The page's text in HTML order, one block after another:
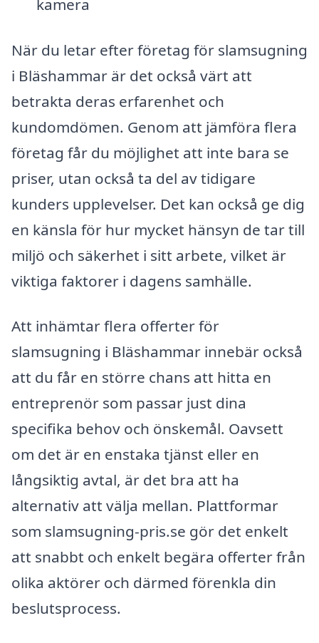
kamera
När du letar efter företag för slamsugning
i Bläshammar är det också värt att
betrakta deras erfarenhet och
kundomdömen. Genom att jämföra flera
företag får du möjlighet att inte bara se
priser, utan också ta del av tidigare
kunders upplevelser. Det kan också ge dig
en känsla för hur mycket hänsyn de tar till
miljö och säkerhet i sitt arbete, vilket är
viktiga faktorer i dagens samhälle.
Att inhämtar flera offerter för
slamsugning i Bläshammar innebär också
att du får en större chans att hitta en
entreprenör som passar just dina
specifika behov och önskemål. Oavsett
om det är en enstaka tjänst eller en
långsiktig avtal, är det bra att ha
alternativ att välja mellan. Plattformar
som slamsugning-pris.se gör det enkelt
att snabbt och enkelt begära offerter från
olika aktörer och därmed förenkla din
beslutsprocess.